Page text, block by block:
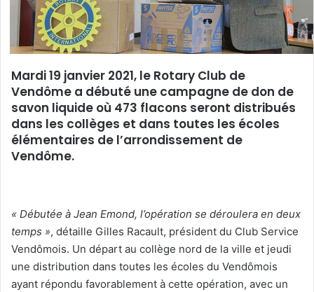
r
Mardi 19 janvier 2021, le Rotary Club de
Vendôme a débuté une campagne de don de
savon liquide où 473 flacons seront distribués
dans les collèges et dans toutes les écoles
élémentaires de l’arrondissement de
Vendôme.
« Débutée à Jean Emond, l’opération se déroulera en deux
temps », détaille Gilles Racault, président du Club Service
Vendômois. Un départ au collège nord de la ville et jeudi
une distribution dans toutes les écoles du Vendômois
ayant répondu favorablement à cette opération, avec un